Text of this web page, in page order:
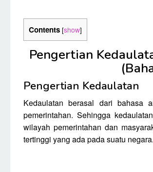
Contents [show]
Pengertian
Pengertian Kedaulatan
Kedaulatan berasal dari bahasa
pemerintahan. Sehingga
wilayah pemerintahan dan
tertinggi yang ada pada suatu negara.